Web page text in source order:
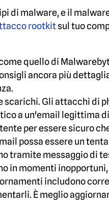
malware, e il
rootkitsul tuo
quello di
ancora più
Gli attacchi di
a un'email legittima
per essere sicuro
possa essere un
tramite messaggio di
momenti
includono
È meglio